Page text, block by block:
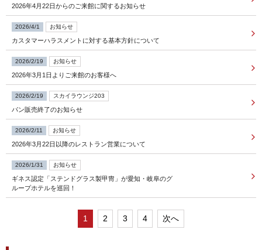
FOLLOW US
宿泊プラン一覧
レストラン予約
2026年4月22日からのご来館に関するお知らせ
2026/4/1 お知らせ
カスタマーハラスメントに対する基本方針について
2026/2/19 お知らせ
2026年3月1日よりご来館のお客様へ
2026/2/19 スカイラウンジ203
パン販売終了のお知らせ
2026/2/11 お知らせ
2026年3月22日以降のレストラン営業について
2026/1/31 お知らせ
ギネス認定「ステンドグラス製甲冑」が愛知・岐阜のグ
ループホテルを巡回！
1 2 3 4 次へ